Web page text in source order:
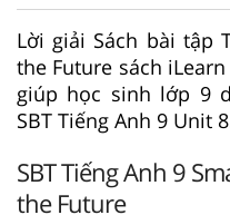
Lời giải Sách bài tập
the Future sách
giúp học sinh lớp 9
SBT Tiếng Anh 9 Unit
SBT Tiếng Anh 9
the Future